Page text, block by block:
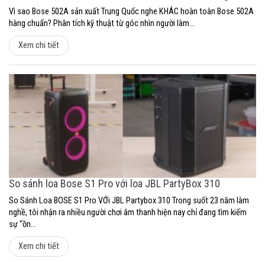
Vì sao Bose 502A sản xuất Trung Quốc nghe KHÁC hoàn toàn Bose 502A
hàng chuẩn? Phân tích kỹ thuật từ góc nhìn người làm...
Xem chi tiết
So sánh loa Bose S1 Pro với loa JBL PartyBox 310
So Sánh Loa BOSE S1 Pro VỚi JBL Partybox 310 Trong suốt 23 năm làm
nghề, tôi nhận ra nhiều người chơi âm thanh hiện nay chỉ đang tìm kiếm
sự "ồn...
Xem chi tiết